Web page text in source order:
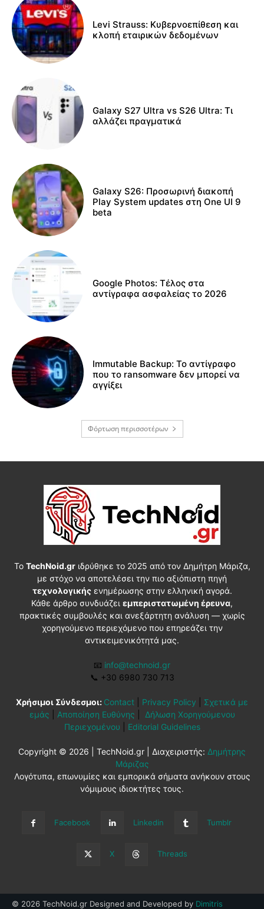
Levi Strauss: Κυβερνοεπίθεση και
κλοπή εταιρικών δεδομένων
Galaxy S27 Ultra vs S26 Ultra: Τι
αλλάζει πραγματικά
Galaxy S26: Προσωρινή διακοπή
Play System updates στη One UI 9
beta
Google Photos: Τέλος στα
αντίγραφα ασφαλείας το 2026
Immutable Backup: Το αντίγραφο
που το ransomware δεν μπορεί να
αγγίξει
Φόρτωση περισσοτέρων
Το TechNoid.grιδρύθηκε το 2025 από τον Δημήτρη Μάριζα,
με στόχο να αποτελέσει την πιο αξιόπιστη πηγή
τεχνολογικήςενημέρωσης στην ελληνική αγορά.
Κάθε άρθρο συνδυάζει εμπεριστατωμένη έρευνα,
πρακτικές συμβουλές και ανεξάρτητη ανάλυση — χωρίς
χορηγούμενο περιεχόμενο που επηρεάζει την
αντικειμενικότητά μας.
📧 info@technoid.gr
📞 +30 6980 730 713
Χρήσιμοι Σύνδεσμοι: Contact Privacy Policy
Σχετικά με
εμάς
Αποποίηση Ευθύνης
Δήλωση Χορηγούμενου
Περιεχομένου
Editorial Guidelines
Copyright © 2026 | TechNoid.gr | Διαχειριστής: Δημήτρης
Μάριζας
Λογότυπα, επωνυμίες και εμπορικά σήματα ανήκουν στους
νόμιμους ιδιοκτήτες τους.
Facebook Linkedin Tumblr
X Threads
© 2026 TechNoid.gr Designed and Developed by Dimitris